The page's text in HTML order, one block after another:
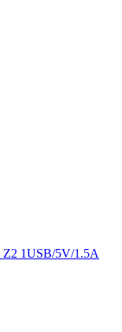
Z2 1USB/5V/1.5A